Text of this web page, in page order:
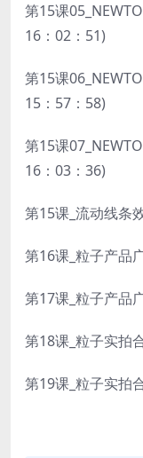
第15课
16：02：51)
第15课
15：57：58)
第15课
16：03：36)
第15课_流动线条
第16课_粒子产品
第17课_粒子产品
第18课_粒子实拍
第19课_粒子实拍